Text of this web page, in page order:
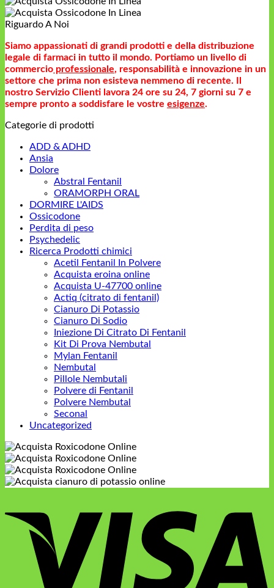
a
2.200,00€
prezzo:
da
1.800,00€
Riguardo A Noi
Siamo appassionati di grandi prodotti e della distribuzione
legale di farmaci in tutto il mondo. Portiamo un livello di
commercio professionale, responsabilità e innovazione in un
settore che prima non esisteva nemmeno di recente. Il
nostro Servizio Clienti lavora 24 ore su 24, 7 giorni su 7 e
sempre pronto a soddisfare le vostre esigenze.
Categorie di prodotti
ADD & ADHD
Ansia
Dolore
Abstral Fentanil
ORAMORPH ORAL
DORMIRE L'AIDS
Ossicodone
Perdita di peso
Psychedelic
Ricerca Prodotti chimici
Acetil Fentanil In Polvere
Acquista eroina online
Acquista U-47700 online
Actiq (citrato di fentanil)
Cianuro Di Potassio
Cianuro Di Sodio
Iniezione Di Citrato Di Fentanil
Kit Di Prova Nembutal
Mylan Fentanil
Nembutal
Pillole Nembutali
Polvere di Fentanil
Polvere Nembutal
Seconal
Uncategorized